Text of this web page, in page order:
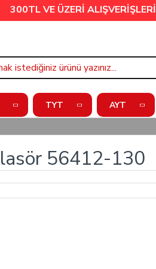
300TL VE ÜZERİ
TYT AYT
56412-130